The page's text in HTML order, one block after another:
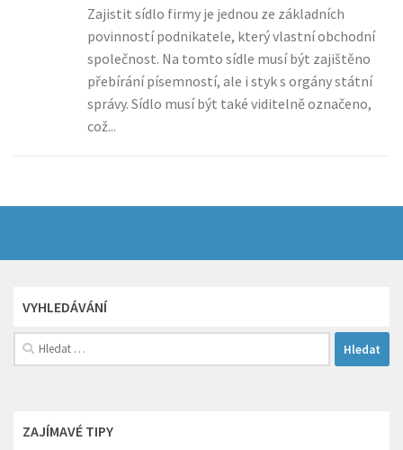
Zajistit sídlo firmy je jednou ze základních
povinností podnikatele, který vlastní obchodní
společnost. Na tomto sídle musí být zajištěno
přebírání písemností, ale i styk s orgány státní
správy. Sídlo musí být také viditelně označeno,
což...
VYHLEDÁVÁNÍ
Vyhledávání
ZAJÍMAVÉ TIPY